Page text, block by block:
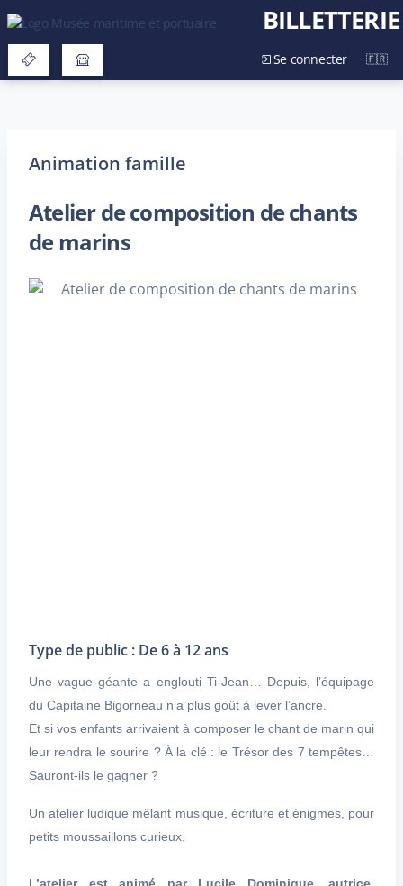
BILLETTERIE
Se connecter
Animation famille
Atelier de composition de chants
de marins
Type de public : De 6 à 12 ans
Une vague géante a englouti Ti-Jean… Depuis, l’équipage
du Capitaine Bigorneau n’a plus goût à lever l’ancre.
Et si vos enfants arrivaient à composer le chant de marin qui
leur rendra le sourire ? À la clé : le Trésor des 7 tempêtes…
Sauront-ils le gagner ?
Un atelier ludique mêlant musique, écriture et énigmes, pour
petits moussaillons curieux.